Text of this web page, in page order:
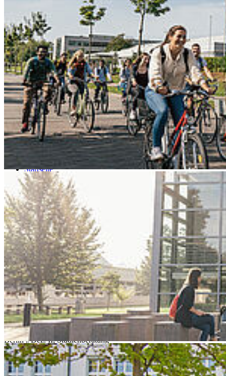
Go to slide 1
Go to slide 2
Go to slide 3
Go to slide 4
Go to slide 5
Go to slide 6
Go to slide 7
Go to slide 8
Go to slide 9
Startseite
HOST
Aktuelles
Veranstaltungen
Ver­an­stal­tun­gen
Fr.
13
Nov.
─>
Sa.
14
Nov.
HOST auf der Gemeinschaftsmesse* Einstieg Berlin
Berlin || Dez. II, Studienberatung
weiterlesen
Freitag 9-15 Uhr und Samstag 10-16 Uhr